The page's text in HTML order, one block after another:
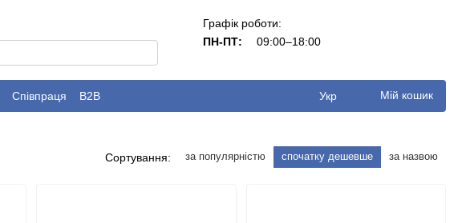
Графік роботи:
ПН-ПТ:
09:00–18:00
Співпраця B2B Укр Мій кошик
Сортування: за популярністю спочатку дешевше за назвою